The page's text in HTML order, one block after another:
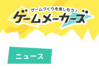
ニュース